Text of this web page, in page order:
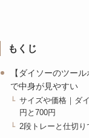
もくじ
【ダイソーのツー
で中身が見やすい
サイズや価格｜ダ
円と700円
2段トレーと仕切